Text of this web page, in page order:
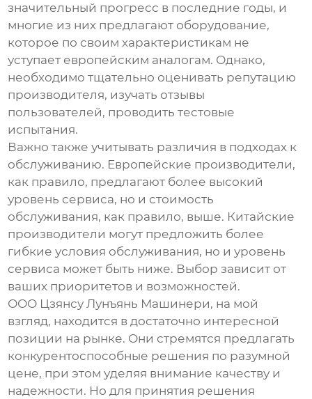
значительный прогресс в последние годы, и
многие из них предлагают оборудование,
которое по своим характеристикам не
уступает европейским аналогам. Однако,
необходимо тщательно оценивать репутацию
производителя, изучать отзывы
пользователей, проводить тестовые
испытания.
Важно также учитывать различия в подходах к
обслуживанию. Европейские производители,
как правило, предлагают более высокий
уровень сервиса, но и стоимость
обслуживания, как правило, выше. Китайские
производители могут предложить более
гибкие условия обслуживания, но и уровень
сервиса может быть ниже. Выбор зависит от
ваших приоритетов и возможностей.
ООО Цзянсу Лунъянь Машинери, на мой
взгляд, находится в достаточно интересной
позиции на рынке. Они стремятся предлагать
конкурентоспособные решения по разумной
цене, при этом уделяя внимание качеству и
надежности. Но для принятия решения